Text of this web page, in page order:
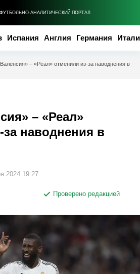
АНАЛИТИЧЕСКИЙ ПОРТАЛ
Испания Англия Германия
– «Реал» отменили из-за наводнения в
– «Реал»
наводнения в
2024 19:27
Проверено редакцией